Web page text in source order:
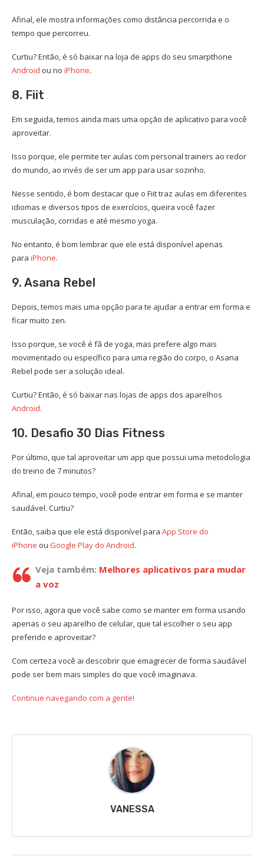
Afinal, ele mostra informações como distância percorrida e o
tempo que percorreu.
Curtiu? Então, é só baixar na loja de apps do seu smarpthone
Android ou no iPhone.
8. Fiit
Em seguida, temos ainda mais uma opção de aplicativo para você
aproveitar.
Isso porque, ele permite ter aulas com personal trainers ao redor
do mundo, ao invés de ser um app para usar sozinho.
Nesse sentido, é bom destacar que o Fiit traz aulas em diferentes
idiomas e diversos tipos de exercícios, queira você fazer
musculação, corridas e até mesmo yoga.
No entanto, é bom lembrar que ele está disponível apenas
para iPhone.
9. Asana Rebel
Depois, temos mais uma opção para te ajudar a entrar em forma e
ficar muito zen.
Isso porque, se você é fã de yoga, mas prefere algo mais
movimentado ou específico para uma região do corpo, o Asana
Rebel pode ser a solução ideal.
Curtiu? Então, é só baixar nas lojas de apps dos aparelhos
Android.
10. Desafio 30 Dias Fitness
Por último, que tal aproveitar um app que possui uma metodologia
do treino de 7 minutos?
Afinal, em pouco tempo, você pode entrar em forma e se manter
saudável. Curtiu?
Então, saiba que ele está disponível para App Store do
iPhone ou Google Play do Android.
Veja também: Melhores aplicativos para mudar
a voz
Por isso, agora que você sabe como se manter em forma usando
apenas o seu aparelho de celular, que tal escolher o seu app
preferido e aproveitar?
Com certeza você ai descobrir que emagrecer de forma saudável
pode ser bem mais simples do que você imaginava.
Continue navegando com a gente!
VANESSA